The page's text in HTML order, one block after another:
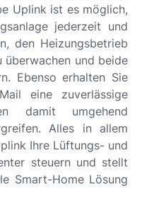
Uplink ist es möglich,
jederzeit und
den Heizungsbetrieb
überwachen und beide
Ebenso erhalten Sie
eine zuverlässige
damit umgehend
Alles in allem
Ihre Lüftungs- und
steuern und stellt
Smart-Home Lösung